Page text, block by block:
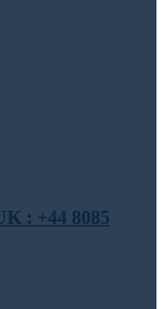
: +44 8085